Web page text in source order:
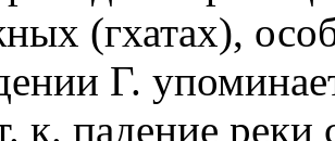
(гхатах),
Г.
к. падение